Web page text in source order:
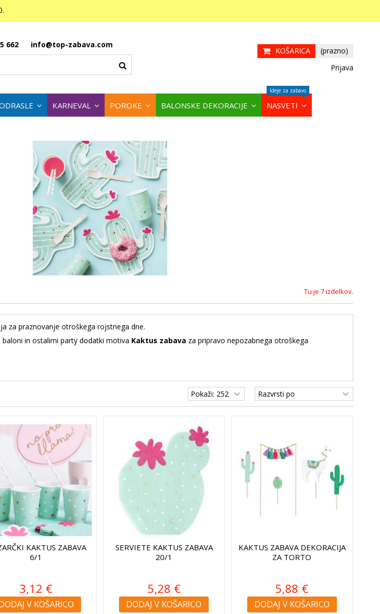
662 info@top-zabava.com
KOŠARICA
(prazno)
Prijava
KARNEVAL POROKE BALONSKE DEKORACIJE NASVETI
Ideje za zabavo
Tu je 7 izdelkov.
za praznovanje otroškega rojstnega dne.
in ostalimi party dodatki motiva Kaktus zabava za pripravo nepozabnega otroškega
KAKTUS ZABAVA
6/1
3,12 €
V KOŠARICO
SERVIETE KAKTUS ZABAVA
20/1
5,28 €
DODAJ V KOŠARICO
KAKTUS ZABAVA DEKORACIJA
ZA TORTO
5,88 €
DODAJ V KOŠARICO